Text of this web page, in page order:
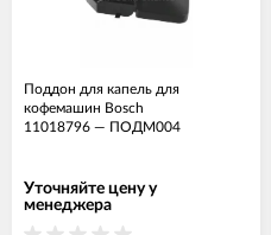
Поддон для капель для
кофемашин Bosch
11018796 — ПОДМ004
Уточняйте цену у
менеджера